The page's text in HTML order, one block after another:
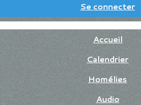
Se connecter
Accueil
Calendrier
Homélies
Audio